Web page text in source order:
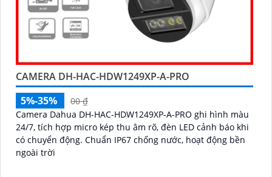
CAMERA DH-HAC-HDW1249XP-A-PRO
5%-35%
00 ₫
Camera Dahua DH-HAC-HDW1249XP-A-PRO ghi hình màu
24/7, tích hợp micro kép thu âm rõ, đèn LED cảnh báo khi
có chuyển động. Chuẩn IP67 chống nước, hoạt động bền
ngoài trời